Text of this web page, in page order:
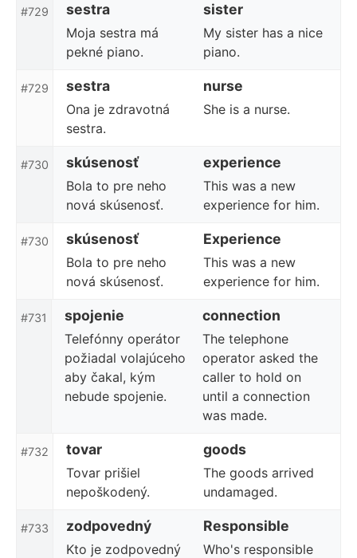
#729 sestra sister
Moja sestra má
pekné piano.
My sister has a nice
piano.
#729 sestra nurse
Ona je zdravotná
sestra.
She is a nurse.
#730 skúsenosť experience
Bola to pre neho
nová skúsenosť.
This was a new
experience for him.
#730 skúsenosť Experience
Bola to pre neho
nová skúsenosť.
This was a new
experience for him.
#731 spojenie connection
Telefónny operátor
požiadal volajúceho
aby čakal, kým
nebude spojenie.
The telephone
operator asked the
caller to hold on
until a connection
was made.
#732 tovar goods
Tovar prišiel
nepoškodený.
The goods arrived
undamaged.
#733 zodpovedný Responsible
Kto je zodpovedný
Who's responsible